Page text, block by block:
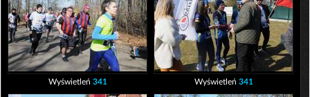
Wyświetleń 341 Wyświetleń 341